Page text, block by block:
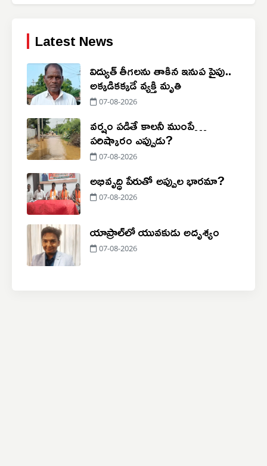
Latest News
విద్యుత్ తీగలను తాకిన ఇనుప పైపు..
అక్కడికక్కడే వ్యక్తి మృతి
07-08-2026
వర్షం పడితే కాలనీ ముంపే…
పరిష్కారం ఎప్పుడు?
07-08-2026
అభివృద్ధి పేరుతో అప్పుల భారమా?
07-08-2026
యాప్రాల్‌లో యువకుడు అదృశ్యం
07-08-2026